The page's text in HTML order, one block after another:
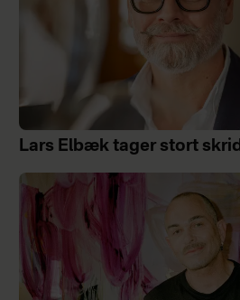
Lars Elbæk tager stort